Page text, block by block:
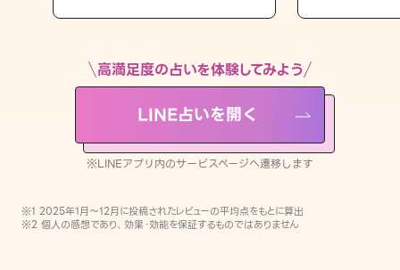
LINE占いを開く
※LINEアプリ内のサービスページへ遷移します
高満足度の占いを体験してみよう
LINE占いを開く
※LINEアプリ内のサービスページへ遷移します
※1 2025年1月〜12月に投稿されたレビューの平均点をもとに算出
※2 個人の感想であり、効果・効能を保証するものではありません